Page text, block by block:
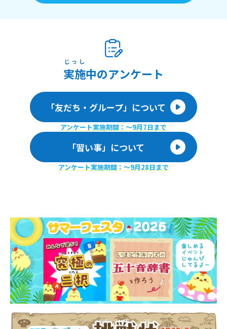
実施
じっし
中のアンケート
「友だち・グループ」について
アンケート実施期間：〜9月7日まで
「習い事」について
アンケート実施期間：〜9月28日まで